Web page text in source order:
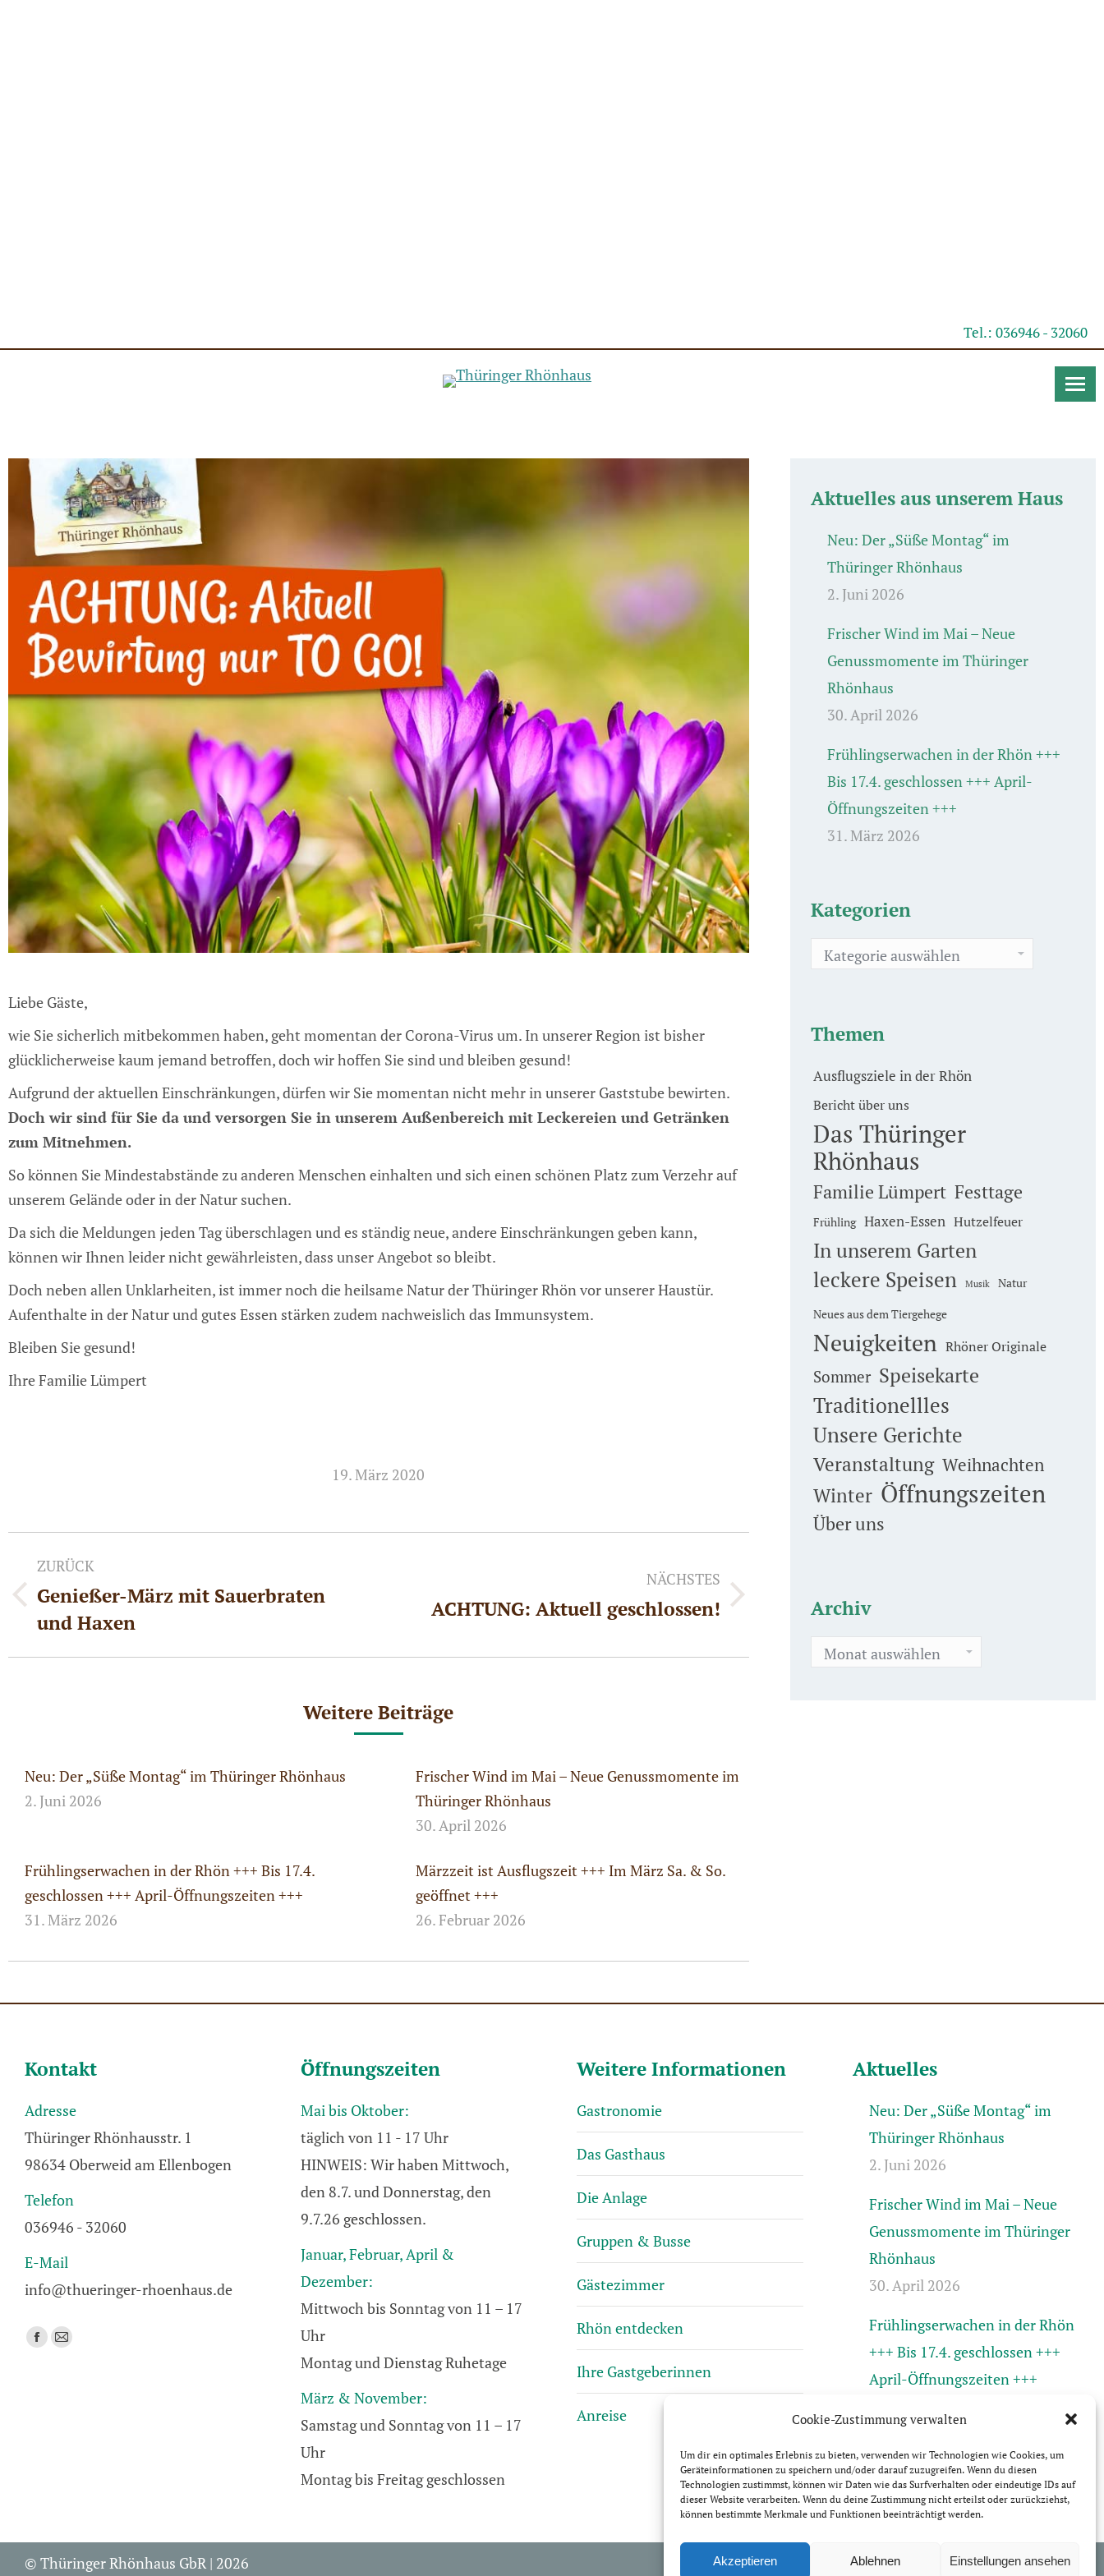
Cookie-Zustimmung verwalten
Um dir ein optimales Erlebnis zu bieten, verwenden wir Technologien wie Cookies, um
Geräteinformationen zu speichern und/oder darauf zuzugreifen. Wenn du diesen
Technologien zustimmst, können wir Daten wie das Surfverhalten oder eindeutige IDs auf
dieser Website verarbeiten. Wenn du deine Zustimmung nicht erteilst oder zurückziehst,
können bestimmte Merkmale und Funktionen beeinträchtigt werden.
Akzeptieren Ablehnen Einstellungen ansehen
Tel.: 036946 - 32060
Liebe Gäste,
wie Sie sicherlich mitbekommen haben, geht momentan der Corona-Virus um. In unserer Region ist bisher
glücklicherweise kaum jemand betroffen, doch wir hoffen Sie sind und bleiben gesund!
Aufgrund der aktuellen Einschränkungen, dürfen wir Sie momentan nicht mehr in unserer Gaststube bewirten.
Doch wir sind für Sie da und versorgen Sie in unserem Außenbereich mit Leckereien und Getränken
zum Mitnehmen.
So können Sie Mindestabstände zu anderen Menschen einhalten und sich einen schönen Platz zum Verzehr auf
unserem Gelände oder in der Natur suchen.
Da sich die Meldungen jeden Tag überschlagen und es ständig neue, andere Einschränkungen geben kann,
können wir Ihnen leider nicht gewährleisten, dass unser Angebot so bleibt.
Doch neben allen Unklarheiten, ist immer noch die heilsame Natur der Thüringer Rhön vor unserer Haustür.
Aufenthalte in der Natur und gutes Essen stärken zudem nachweislich das Immunsystem.
Bleiben Sie gesund!
Ihre Familie Lümpert
19. März 2020
Kommentarnavigation
ZURÜCK
Vorheriger
Beitrag:
Genießer-März mit Sauerbraten
und Haxen
NÄCHSTES
Nächster
ACHTUNG: Aktuell geschlossen!
Weitere Beiträge
Neu: Der „Süße Montag“ im Thüringer Rhönhaus
2. Juni 2026
Frischer Wind im Mai – Neue Genussmomente im
Thüringer Rhönhaus
30. April 2026
Frühlingserwachen in der Rhön +++ Bis 17.4.
geschlossen +++ April-Öffnungszeiten +++
31. März 2026
Märzzeit ist Ausflugszeit +++ Im März Sa. & So.
geöffnet +++
26. Februar 2026
Aktuelles aus unserem Haus
Neu: Der „Süße Montag“ im
Thüringer Rhönhaus
2. Juni 2026
Frischer Wind im Mai – Neue
Genussmomente im Thüringer
Rhönhaus
30. April 2026
Frühlingserwachen in der Rhön +++
Bis 17.4. geschlossen +++ April-
Öffnungszeiten +++
31. März 2026
Kategorien
Kategorien
Themen
Ausflugsziele in der Rhön
Bericht über uns
Das Thüringer
Rhönhaus
Familie Lümpert Festtage
Frühling Haxen-Essen Hutzelfeuer
In unserem Garten
leckere Speisen Musik
Natur
Neues aus dem Tiergehege
Neuigkeiten Rhöner Originale
Sommer Speisekarte
Traditionellles
Unsere Gerichte
Veranstaltung Weihnachten
Winter Öffnungszeiten
Über uns
Archiv
Archiv
Kontakt
Adresse
Thüringer Rhönhausstr. 1
98634 Oberweid am Ellenbogen
Telefon
036946 - 32060
E-Mail
info@thueringer-rhoenhaus.de
Finden Sie uns auf:
Facebook
E-
Öffnungszeiten
Mai bis Oktober:
täglich von 11 - 17 Uhr
HINWEIS: Wir haben Mittwoch,
den 8.7. und Donnerstag, den
9.7.26 geschlossen.
Januar, Februar, April &
Dezember:
Mittwoch bis Sonntag von 11 – 17
Uhr
Montag und Dienstag Ruhetage
März & November:
Samstag und Sonntag von 11 – 17
Uhr
Montag bis Freitag geschlossen
Weitere Informationen
Gastronomie
Das Gasthaus
Die Anlage
Gruppen & Busse
Gästezimmer
Rhön entdecken
Ihre Gastgeberinnen
Anreise
Aktuelles
Neu: Der „Süße Montag“ im
Thüringer Rhönhaus
2. Juni 2026
Frischer Wind im Mai – Neue
Genussmomente im Thüringer
Rhönhaus
30. April 2026
Frühlingserwachen in der Rhön
+++ Bis 17.4. geschlossen +++
April-Öffnungszeiten +++
© Thüringer Rhönhaus GbR | 2026 Impressum Datenschutzerklärung Cookie-Richtlinie (EU)